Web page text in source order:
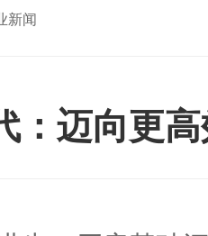
新闻
：迈向更